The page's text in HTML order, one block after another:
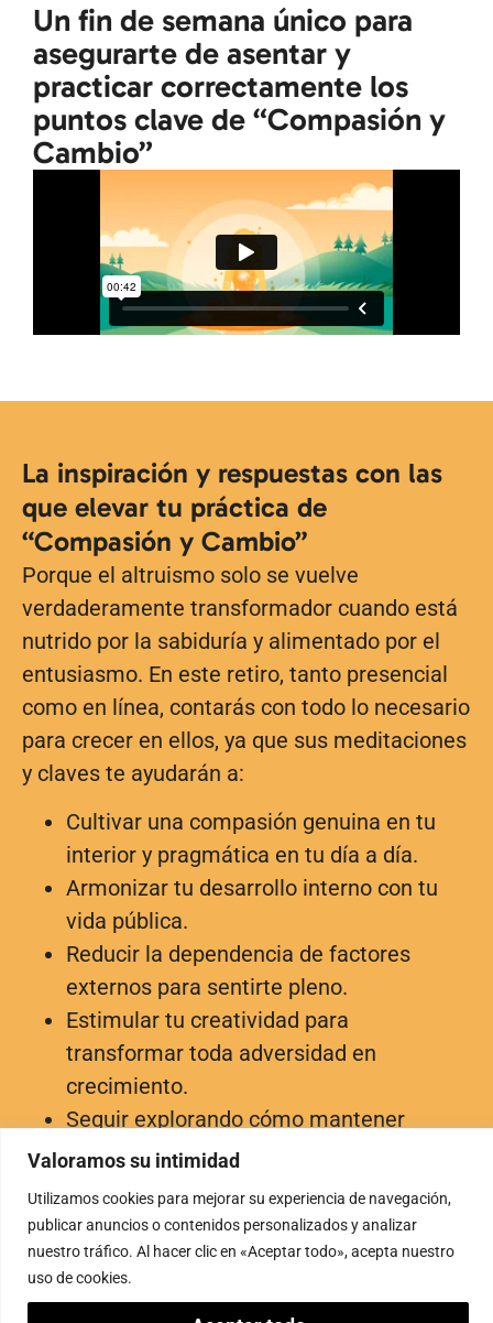
Valoramos su intimidad
Utilizamos cookies para mejorar su experiencia de navegación,
publicar anuncios o contenidos personalizados y analizar
nuestro tráfico. Al hacer clic en «Aceptar todo», acepta nuestro
uso de cookies.
Un fin de semana único para
asegurarte de asentar y
practicar correctamente los
puntos clave de “Compasión y
Cambio”
La inspiración y respuestas con las
que elevar tu práctica de
“Compasión y Cambio”
Porque el altruismo solo se vuelve
verdaderamente transformador cuando está
nutrido por la sabiduría y alimentado por el
entusiasmo. En este retiro, tanto presencial
como en línea, contarás con todo lo necesario
para crecer en ellos, ya que sus meditaciones
y claves te ayudarán a:
Cultivar una compasión genuina en tu
interior y pragmática en tu día a día.
Armonizar tu desarrollo interno con tu
vida pública.
Reducir la dependencia de factores
externos para sentirte pleno.
Estimular tu creatividad para
transformar toda adversidad en
crecimiento.
Seguir explorando cómo mantener
siempre una actitud alegre.
En definitiva: un retiro para asegurarte de
interiorizar todo lo importante del módulo
para así seguir avanzando poco a poco, con
las ideas claras y los pasos firmes.